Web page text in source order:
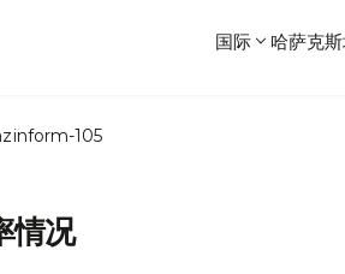
国际 哈萨克斯
105
情况